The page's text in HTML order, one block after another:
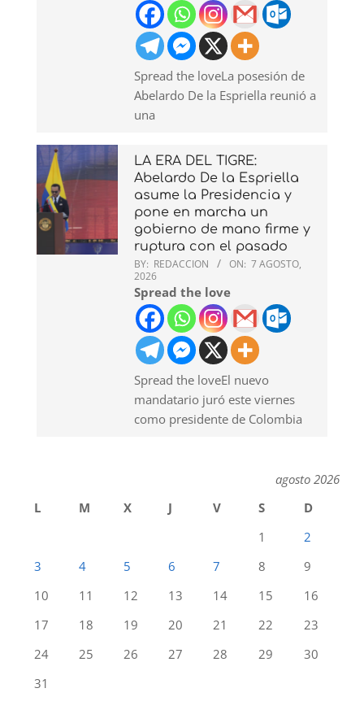
Spread the loveLa posesión de
Abelardo De la Espriella reunió a
una
LA ERA DEL TIGRE:
Abelardo De la Espriella
asume la Presidencia y
pone en marcha un
gobierno de mano firme y
ruptura con el pasado
BY: REDACCION ON: 7 AGOSTO,
2026
Spread the love
Spread the loveEl nuevo
mandatario juró este viernes
como presidente de Colombia
agosto 2026
L
M X J V S
D
1
2
3
4 5 6 7 8
9
10
11 12 13 14 15
16
17
18 19 20 21 22
23
24
25 26 27 28 29
30
31